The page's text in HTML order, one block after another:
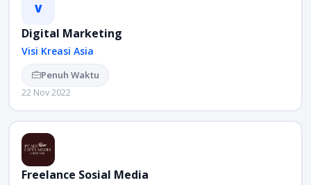
V
Digital Marketing
Visi Kreasi Asia
Penuh Waktu
22 Nov 2022
Freelance Sosial Media